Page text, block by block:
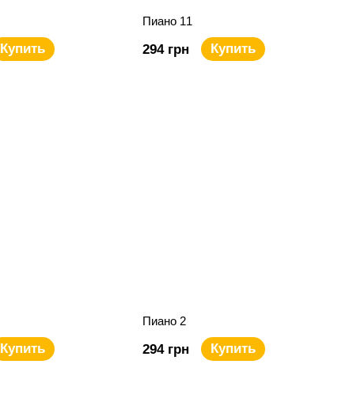
Купить
Пиано 11
294 грн Купить
Купить
Пиано 2
294 грн Купить